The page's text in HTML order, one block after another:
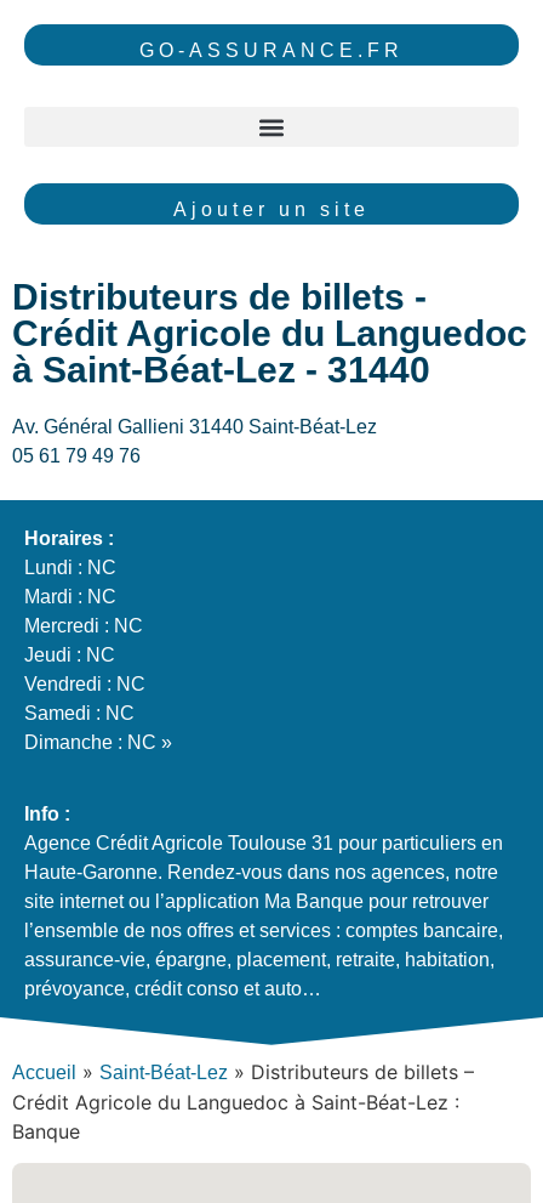
GO-ASSURANCE.FR
Ajouter un site
Distributeurs de billets -
Crédit Agricole du Languedoc
à Saint-Béat-Lez - 31440
Av. Général Gallieni 31440 Saint-Béat-Lez
05 61 79 49 76
Horaires :
Lundi : NC
Mardi : NC
Mercredi : NC
Jeudi : NC
Vendredi : NC
Samedi : NC
Dimanche : NC »
Info :
Agence Crédit Agricole Toulouse 31 pour particuliers en
Haute-Garonne. Rendez-vous dans nos agences, notre
site internet ou l’application Ma Banque pour retrouver
l’ensemble de nos offres et services : comptes bancaire,
assurance-vie, épargne, placement, retraite, habitation,
prévoyance, crédit conso et auto…
Accueil » Saint-Béat-Lez » Distributeurs de billets –
Crédit Agricole du Languedoc à Saint-Béat-Lez :
Banque